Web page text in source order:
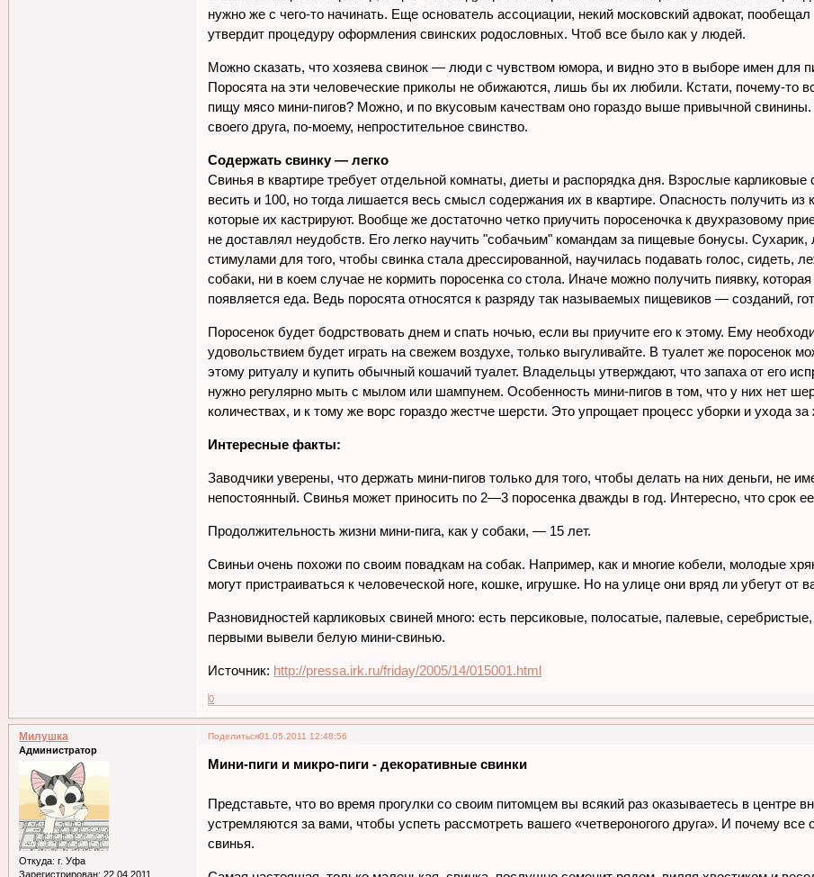
нужно же с чего-то начинать. Еще основатель ассоциации, некий московский адвокат,
утвердит процедуру оформления свинских родословных. Чтоб все было как у людей.
Можно сказать, что хозяева свинок — люди с чувством юмора, и видно это в выборе имен
Поросята на эти человеческие приколы не обижаются, лишь бы их любили. Кстати, почему-то
пищу мясо мини-пигов? Можно, и по вкусовым качествам оно гораздо выше привычной
своего друга, по-моему, непростительное свинство.
Содержать свинку — легко
Свинья в квартире требует отдельной комнаты, диеты и распорядка дня. Взрослые карликовые
весить и 100, но тогда лишается весь смысл содержания их в квартире. Опасность получить из
которые их кастрируют. Вообще же достаточно четко приучить поросеночка к двухразовому
не доставлял неудобств. Его легко научить "собачьим" командам за пищевые бонусы. Сухарик,
стимулами для того, чтобы свинка стала дрессированной, научилась подавать голос, сидеть,
собаки, ни в коем случае не кормить поросенка со стола. Иначе можно получить пиявку,
появляется еда. Ведь поросята относятся к разряду так называемых пищевиков — созданий,
Поросенок будет бодрствовать днем и спать ночью, если вы приучите его к этому. Ему
удовольствием будет играть на свежем воздухе, только выгуливайте. В туалет же поросенок
этому ритуалу и купить обычный кошачий туалет. Владельцы утверждают, что запаха от его
нужно регулярно мыть с мылом или шампунем. Особенность мини-пигов в том, что у них нет
количествах, и к тому же ворс гораздо жестче шерсти. Это упрощает процесс уборки и ухода
Интересные факты:
Заводчики уверены, что держать мини-пигов только для того, чтобы делать на них деньги, не
непостоянный. Свинья может приносить по 2—3 поросенка дважды в год. Интересно, что срок
Продолжительность жизни мини-пига, как у собаки, — 15 лет.
Свиньи очень похожи по своим повадкам на собак. Например, как и многие кобели, молодые
могут пристраиваться к человеческой ноге, кошке, игрушке. Но на улице они вряд ли убегут от
Разновидностей карликовых свиней много: есть персиковые, полосатые, палевые,
первыми вывели белую мини-свинью.
Источник: http://pressa.irk.ru/friday/2005/14/015001.html
0
Поделиться01.05.2011 12:48:56
Милушка
Администратор
Откуда: г. Уфа
Зарегистрирован: 22.04.2011
Мини-пиги и микро-пиги - декоративные свинки
Представьте, что во время прогулки со своим питомцем вы всякий раз оказываетесь в центре
устремляются за вами, чтобы успеть рассмотреть вашего «четвероногого друга». И почему
свинья.